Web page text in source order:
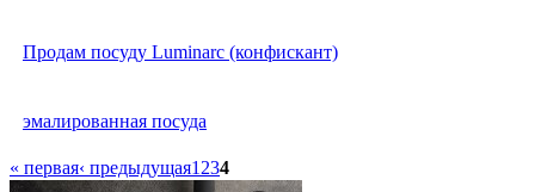
Продам посуду Luminarc (конфискант)
эмалированная посуда
« первая‹ предыдущая1 234